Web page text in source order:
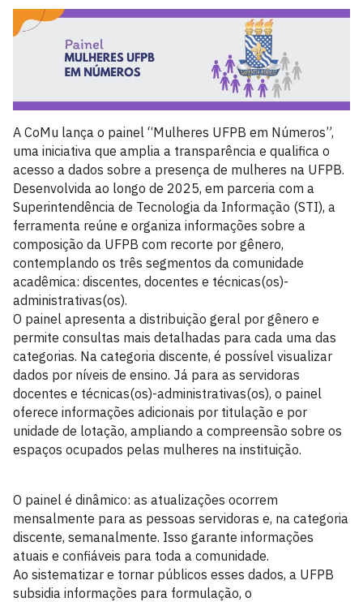
A CoMu lança o painel “Mulheres UFPB em Números”,
uma iniciativa que amplia a transparência e qualifica o
acesso a dados sobre a presença de mulheres na UFPB.
Desenvolvida ao longo de 2025, em parceria com a
Superintendência de Tecnologia da Informação (STI), a
ferramenta reúne e organiza informações sobre a
composição da UFPB com recorte por gênero,
contemplando os três segmentos da comunidade
acadêmica: discentes, docentes e técnicas(os)-
administrativas(os).
O painel apresenta a distribuição geral por gênero e
permite consultas mais detalhadas para cada uma das
categorias. Na categoria discente, é possível visualizar
dados por níveis de ensino. Já para as servidoras
docentes e técnicas(os)-administrativas(os), o painel
oferece informações adicionais por titulação e por
unidade de lotação, ampliando a compreensão sobre os
espaços ocupados pelas mulheres na instituição.
O painel é dinâmico: as atualizações ocorrem
mensalmente para as pessoas servidoras e, na categoria
discente, semanalmente. Isso garante informações
atuais e confiáveis para toda a comunidade.
Ao sistematizar e tornar públicos esses dados, a UFPB
subsidia informações para formulação, o